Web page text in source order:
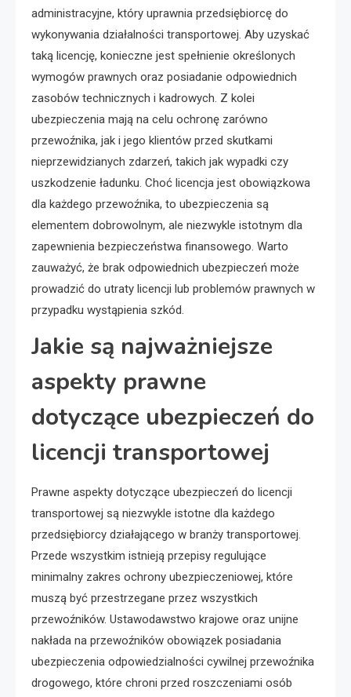
administracyjne, który uprawnia przedsiębiorcę do
wykonywania działalności transportowej. Aby uzyskać
taką licencję, konieczne jest spełnienie określonych
wymogów prawnych oraz posiadanie odpowiednich
zasobów technicznych i kadrowych. Z kolei
ubezpieczenia mają na celu ochronę zarówno
przewoźnika, jak i jego klientów przed skutkami
nieprzewidzianych zdarzeń, takich jak wypadki czy
uszkodzenie ładunku. Choć licencja jest obowiązkowa
dla każdego przewoźnika, to ubezpieczenia są
elementem dobrowolnym, ale niezwykle istotnym dla
zapewnienia bezpieczeństwa finansowego. Warto
zauważyć, że brak odpowiednich ubezpieczeń może
prowadzić do utraty licencji lub problemów prawnych w
przypadku wystąpienia szkód.
Jakie są najważniejsze
aspekty prawne
dotyczące ubezpieczeń do
licencji transportowej
Prawne aspekty dotyczące ubezpieczeń do licencji
transportowej są niezwykle istotne dla każdego
przedsiębiorcy działającego w branży transportowej.
Przede wszystkim istnieją przepisy regulujące
minimalny zakres ochrony ubezpieczeniowej, które
muszą być przestrzegane przez wszystkich
przewoźników. Ustawodawstwo krajowe oraz unijne
nakłada na przewoźników obowiązek posiadania
ubezpieczenia odpowiedzialności cywilnej przewoźnika
drogowego, które chroni przed roszczeniami osób